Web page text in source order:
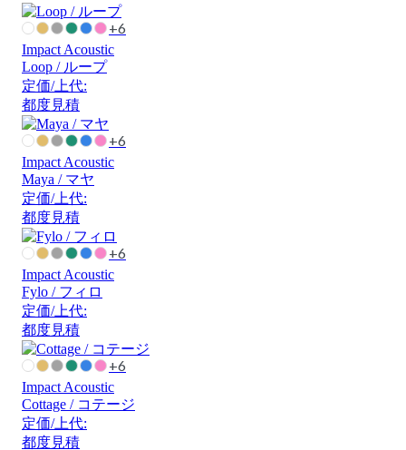
+6
Impact Acoustic
Loop / ループ
定価/上代:
都度見積
+6
Impact Acoustic
Maya / マヤ
定価/上代:
都度見積
+6
Impact Acoustic
Fylo / フィロ
定価/上代:
都度見積
+6
Impact Acoustic
Cottage / コテージ
定価/上代:
都度見積